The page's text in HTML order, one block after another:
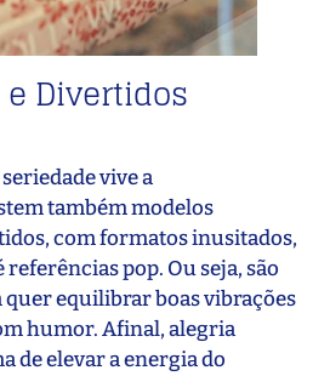
Divertidos
vive a
também modelos
com formatos inusitados,
pop. Ou seja, são
equilibrar boas vibrações
humor. Afinal, alegria
de elevar a energia do